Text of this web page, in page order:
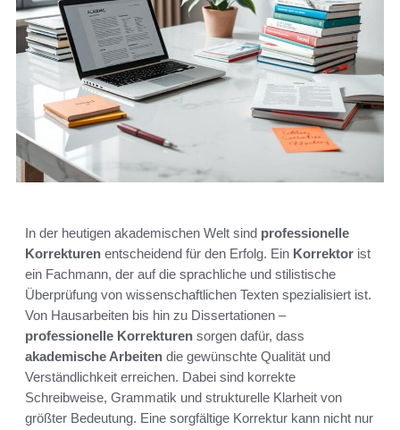
In der heutigen akademischen Welt sind professionelle
Korrekturen entscheidend für den Erfolg. Ein Korrektor ist
ein Fachmann, der auf die sprachliche und stilistische
Überprüfung von wissenschaftlichen Texten spezialisiert ist.
Von Hausarbeiten bis hin zu Dissertationen –
professionelle Korrekturen sorgen dafür, dass
akademische Arbeiten die gewünschte Qualität und
Verständlichkeit erreichen. Dabei sind korrekte
Schreibweise, Grammatik und strukturelle Klarheit von
größter Bedeutung. Eine sorgfältige Korrektur kann nicht nur